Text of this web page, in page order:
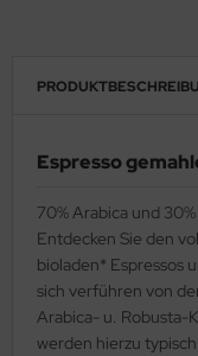
Espresso
70% Arabica und
Entdecken Sie den
bioladen* Espressos
sich verführen von
Arabica- u. Robusta-
werden hierzu